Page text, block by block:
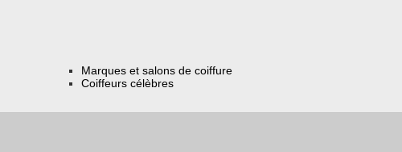
Marques et salons de coiffure
Coiffeurs célèbres